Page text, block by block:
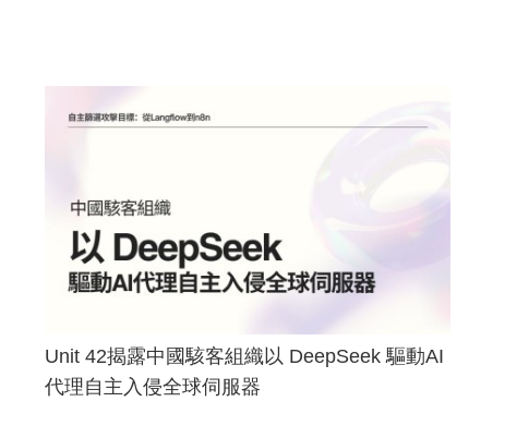
Unit 42揭露中國駭客組織以 DeepSeek 驅動AI
代理自主入侵全球伺服器